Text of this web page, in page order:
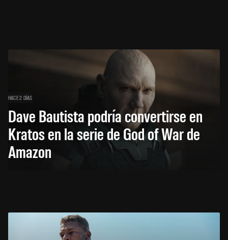
HACE 2 DÍAS
Dave Bautista podría convertirse en
Kratos en la serie de God of War de
Amazon